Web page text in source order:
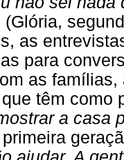
(Glória,
as
para
as
têm como
a casa